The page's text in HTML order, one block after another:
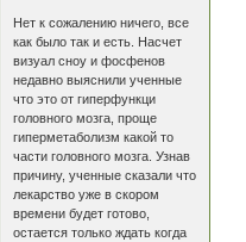
Нет к сожалению ничего, все
как было так и есть. Насчет
визуал сноу и фосфенов
недавно выяснили ученные
что это от гиперфункци
головного мозга, проще
гиперметаболизм какой то
части головного мозга. Узнав
причину, ученные сказали что
лекарство уже в скором
времени будет готово,
остается только ждать когда